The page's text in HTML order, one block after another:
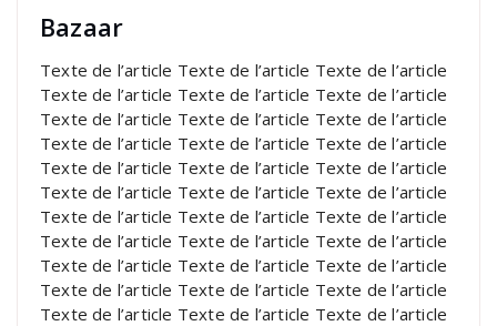
Bazaar
Texte de l’article Texte de l’article Texte de l’article
Texte de l’article Texte de l’article Texte de l’article
Texte de l’article Texte de l’article Texte de l’article
Texte de l’article Texte de l’article Texte de l’article
Texte de l’article Texte de l’article Texte de l’article
Texte de l’article Texte de l’article Texte de l’article
Texte de l’article Texte de l’article Texte de l’article
Texte de l’article Texte de l’article Texte de l’article
Texte de l’article Texte de l’article Texte de l’article
Texte de l’article Texte de l’article Texte de l’article
Texte de l’article Texte de l’article Texte de l’article